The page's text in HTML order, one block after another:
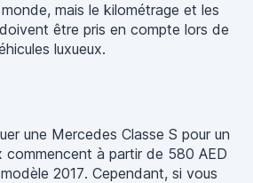
mais le kilométrage et les
être pris en compte lors de
luxueux.
une Mercedes Classe S pour un
commencent à partir de 580 AED
2017. Cependant, si vous